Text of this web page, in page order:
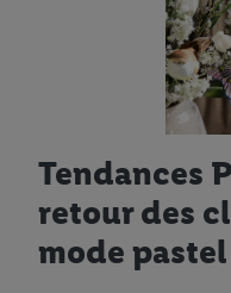
Tendances
retour des
mode pastel